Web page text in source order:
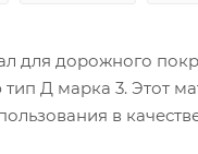
для дорожного
Д марка 3. Этот
в